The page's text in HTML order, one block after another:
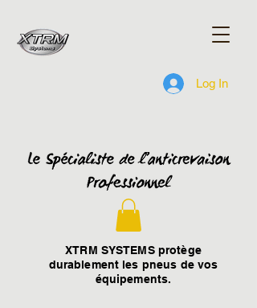
Log In
XTRM SYSTEMS protège
durablement les pneus de vos
équipements.